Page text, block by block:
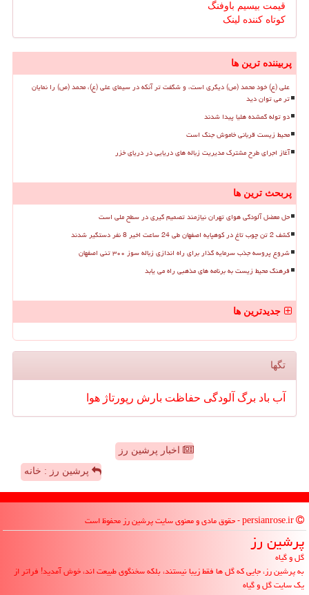
قیمت بیسیم باوفنگ
کوتاه کننده لینک
پربیننده ترین ها
علی (ع) خود محمد (ص) دیگری است، و شگفت تر آنکه در سیمای علی (ع)، محمد (ص) را نمایان
تر می توان دید
دو توله گمشده هلیا پیدا شدند
محیط زیست قربانی خاموش جنگ است
آغاز اجرای طرح مشترک مدیریت زباله های دریایی در دریای خزر
پربحث ترین ها
حل معضل آلودگی هوای تهران نیازمند تصمیم گیری در سطح ملی است
کشف 2 تن چوب تاغ در کوهپایه اصفهان طی 24 ساعت اخیر 8 نفر دستگیر شدند
شروع پروسه جذب سرمایه گذار برای راه اندازی زباله سوز ۳۰۰ تنی اصفهان
فرهنگ محیط زیست به برنامه های مذهبی راه می یابد
جدیدترین ها
تگها
آب باد برگ آلودگی حفاظت بارش رپورتاژ هوا
اخبار پرشین رز
پرشین رز : خانه
پرشین رز
گل و گیاه
به پرشین رز، جایی که گل ها فقط زیبا نیستند، بلکه سخنگوی طبیعت اند، خوش آمدید! فراتر از
یک سایت گل و گیاه